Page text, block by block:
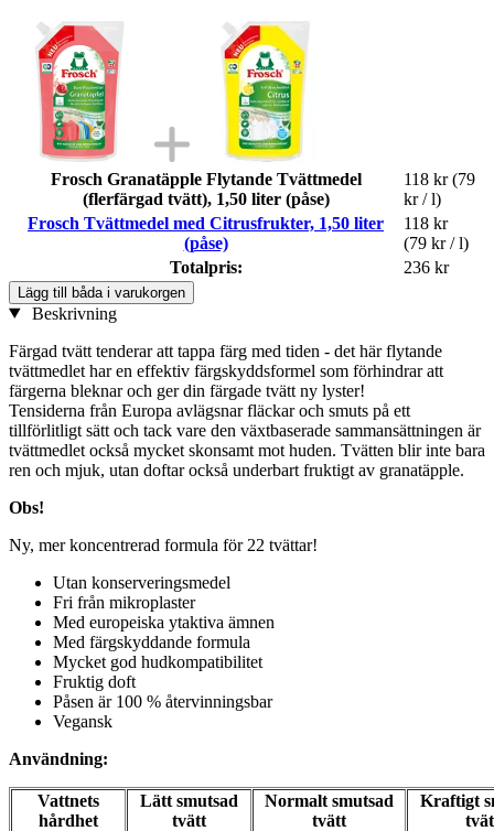
Frosch Granatäpple Flytande Tvättmedel
(flerfärgad tvätt), 1,50 liter (påse)
118 kr (79
kr / l)
Frosch Tvättmedel med Citrusfrukter, 1,50 liter
(påse)
118 kr
(79 kr / l)
Totalpris:
236 kr
Lägg till båda i varukorgen
Beskrivning
Färgad tvätt tenderar att tappa färg med tiden - det här flytande
tvättmedlet har en effektiv färgskyddsformel som förhindrar att
färgerna bleknar och ger din färgade tvätt ny lyster!
Tensiderna från Europa avlägsnar fläckar och smuts på ett
tillförlitligt sätt och tack vare den växtbaserade sammansättningen är
tvättmedlet också mycket skonsamt mot huden. Tvätten blir inte bara
ren och mjuk, utan doftar också underbart fruktigt av granatäpple.
Obs!
Ny, mer koncentrerad formula för 22 tvättar!
Utan konserveringsmedel
Fri från mikroplaster
Med europeiska ytaktiva ämnen
Med färgskyddande formula
Mycket god hudkompatibilitet
Fruktig doft
Påsen är 100 % återvinningsbar
Vegansk
Användning:
Vattnets
hårdhet
Lätt smutsad
tvätt
Normalt smutsad
tvätt
Kraftigt